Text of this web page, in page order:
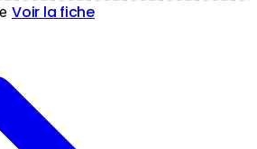
Voir la fiche